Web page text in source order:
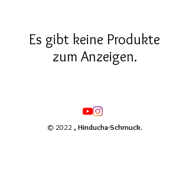
Es gibt keine Produkte
zum Anzeigen.
© 2022 , Hinducha-Schmuck.